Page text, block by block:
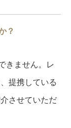
？
きません。レ
提携している
させていただ